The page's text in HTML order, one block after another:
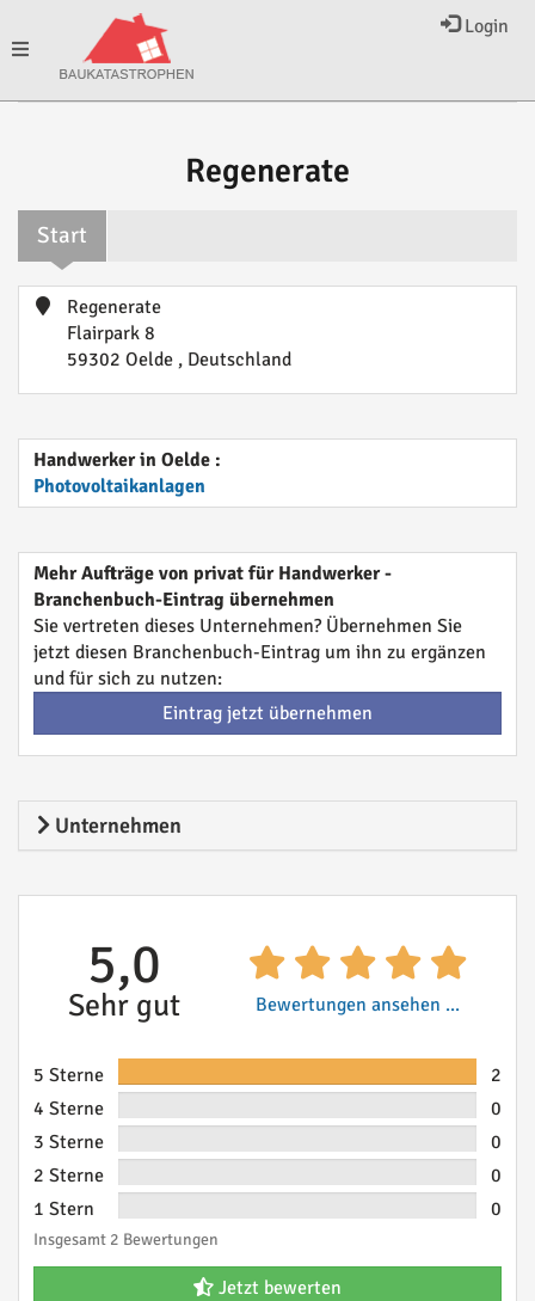
Login
Toggle
Regenerate
Start
Regenerate
Flairpark 8
59302 Oelde , Deutschland
Handwerker in Oelde :
Photovoltaikanlagen
Mehr Aufträge von privat für Handwerker -
Branchenbuch-Eintrag übernehmen
Sie vertreten dieses Unternehmen? Übernehmen Sie
jetzt diesen Branchenbuch-Eintrag um ihn zu ergänzen
und für sich zu nutzen:
Eintrag jetzt übernehmen
Unternehmen
5,0
Sehr gut Bewertungen ansehen ...
5 Sterne
2
4 Sterne
0
3 Sterne
0
2 Sterne
0
1 Stern
0
Insgesamt 2 Bewertungen
Jetzt bewerten